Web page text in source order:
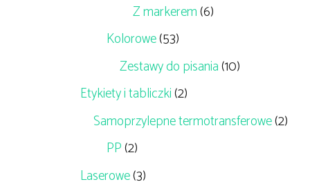
Z markerem(6)
Kolorowe(53)
Zestawy do pisania(10)
Etykiety i tabliczki(2)
Samoprzylepne termotransferowe(2)
PP(2)
Laserowe(3)